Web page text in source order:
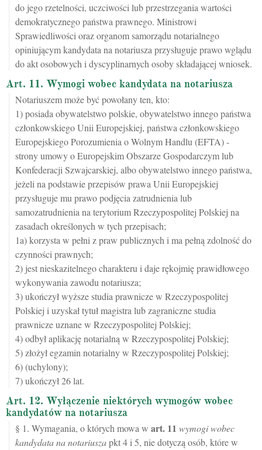
do jego rzetelności, uczciwości lub przestrzegania wartości
demokratycznego państwa prawnego. Ministrowi
Sprawiedliwości oraz organom samorządu notarialnego
opiniującym kandydata na notariusza przysługuje prawo wglądu
do akt osobowych i dyscyplinarnych osoby składającej wniosek.
Art. 11. Wymogi wobec kandydata na notariusza
Notariuszem może być powołany ten, kto:
1) posiada obywatelstwo polskie, obywatelstwo innego państwa
członkowskiego Unii Europejskiej, państwa członkowskiego
Europejskiego Porozumienia o Wolnym Handlu (EFTA) -
strony umowy o Europejskim Obszarze Gospodarczym lub
Konfederacji Szwajcarskiej, albo obywatelstwo innego państwa,
jeżeli na podstawie przepisów prawa Unii Europejskiej
przysługuje mu prawo podjęcia zatrudnienia lub
samozatrudnienia na terytorium Rzeczypospolitej Polskiej na
zasadach określonych w tych przepisach;
1a) korzysta w pełni z praw publicznych i ma pełną zdolność do
czynności prawnych;
2) jest nieskazitelnego charakteru i daje rękojmię prawidłowego
wykonywania zawodu notariusza;
3) ukończył wyższe studia prawnicze w Rzeczypospolitej
Polskiej i uzyskał tytuł magistra lub zagraniczne studia
prawnicze uznane w Rzeczypospolitej Polskiej;
4) odbył aplikację notarialną w Rzeczypospolitej Polskiej;
5) złożył egzamin notarialny w Rzeczypospolitej Polskiej;
6) (uchylony);
7) ukończył 26 lat.
Art. 12. Wyłączenie niektórych wymogów wobec
kandydatów na notariusza
§ 1. Wymagania, o których mowa w art. 11 wymogi wobec
kandydata na notariuszapkt 4 i 5, nie dotyczą osób, które w